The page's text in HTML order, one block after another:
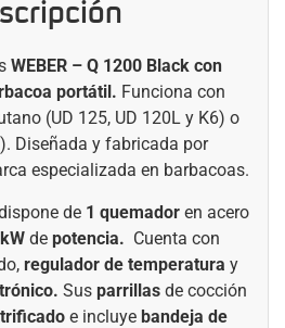
WEBER – Q 1200 Black con
portátil. Funciona con
(UD 125, UD 120L y K6) o
Diseñada y fabricada por
especializada en barbacoas.
de 1 quemador en acero
de potencia. Cuenta con
regulador de temperatura y
Sus parrillasde cocción
e incluye bandeja de